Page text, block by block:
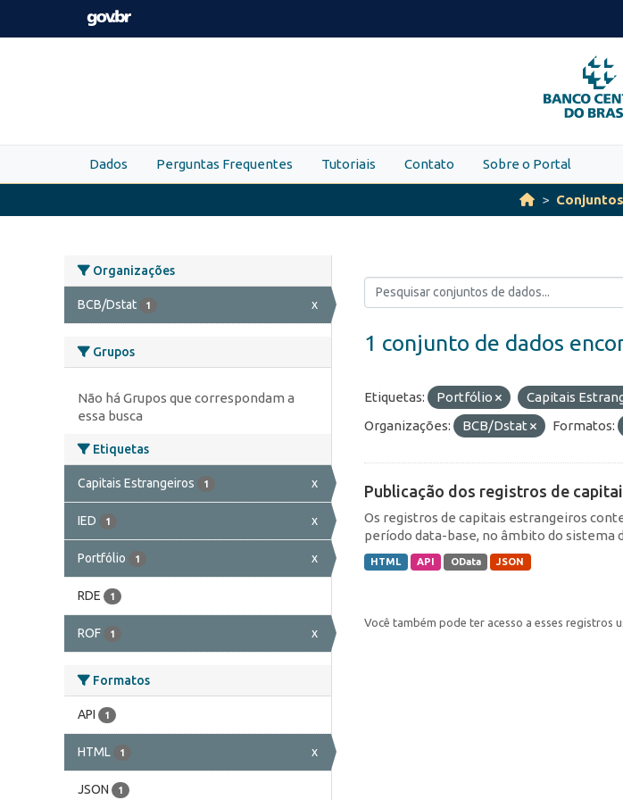
Skip to main content
PARA
O
Dados Perguntas Frequentes Tutoriais Contato Sobre o Portal
Organizações
BCB/Dstat 1 x
Grupos
Não há Grupos que correspondam a
essa busca
Etiquetas
Capitais Estrangeiros 1 x
IED 1 x
Portfólio 1 x
RDE 1
ROF 1 x
Formatos
API 1
HTML 1 x
JSON 1
1 conjunto de dados
Etiquetas: Portfólio Capitais
Organizações:
BCB/Dstat Formatos:
Publicação dos registros de
Os registros de capitais estrangeiros
período data-base, no âmbito do sistema
HTML API OData JSON
Você também pode ter acesso a esses registros